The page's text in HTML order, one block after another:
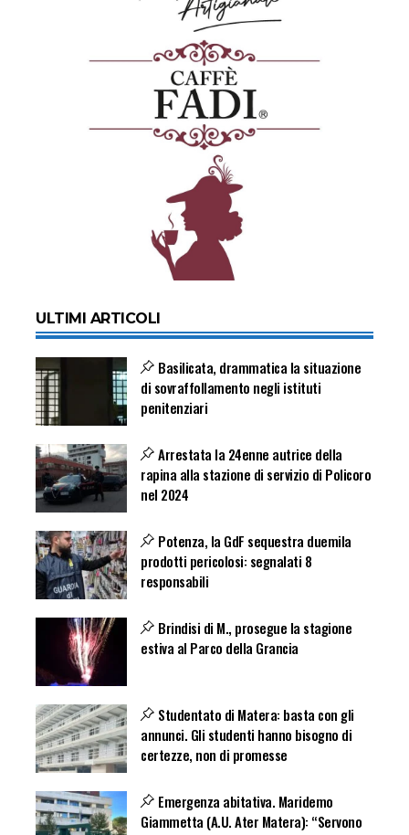
ULTIMI ARTICOLI
Basilicata, drammatica la situazione
di sovraffollamento negli istituti
penitenziari
Arrestata la 24enne autrice della
rapina alla stazione di servizio di Policoro
nel 2024
Potenza, la GdF sequestra duemila
prodotti pericolosi: segnalati 8
responsabili
Brindisi di M., prosegue la stagione
estiva al Parco della Grancia
Studentato di Matera: basta con gli
annunci. Gli studenti hanno bisogno di
certezze, non di promesse
Emergenza abitativa. Maridemo
Giammetta (A.U. Ater Matera): “Servono